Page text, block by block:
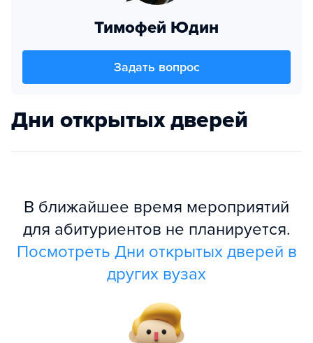
Тимофей Юдин
Задать вопрос
Дни открытых дверей
В ближайшее время мероприятий
для абитуриентов не планируется.
Посмотреть Дни открытых дверей в
других вузах